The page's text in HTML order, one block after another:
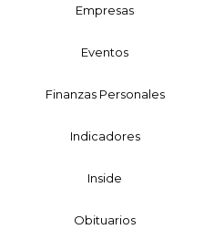
Empresas
Eventos
Finanzas Personales
Indicadores
Inside
Obituarios